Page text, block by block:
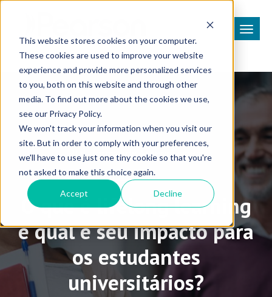
This website stores cookies on your computer.
These cookies are used to improve your website
experience and provide more personalized services
to you, both on this website and through other
media. To find out more about the cookies we use,
see our Privacy Policy.
We won't track your information when you visit our
site. But in order to comply with your preferences,
we'll have to use just one tiny cookie so that you're
not asked to make this choice again.
Accept Decline
Plataformas de Aprendizagem
O que é lifelong learning
e qual é seu impacto para
os estudantes
universitários?